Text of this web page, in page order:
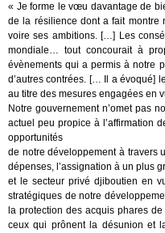
« Je forme le vœu davantage de
de la résilience dont a fait montre
voire ses ambitions. […] Les
mondiale… tout concourait à
évènements qui a permis à notre
d’autres contrées. [… Il a évoqué]
au titre des mesures engagées en
Notre gouvernement n’omet pas
actuel peu propice à l’affirmation
opportunités
de notre développement à travers
dépenses, l’assignation à un plus
et le secteur privé djiboutien en
stratégiques de notre
la protection des acquis phares
ceux qui prônent la désunion et